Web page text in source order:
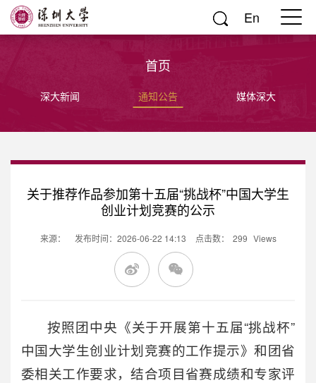
En
首页
深大新闻 通知公告 媒体深大
关于推荐作品参加第十五届“挑战杯”中国大学生
创业计划竞赛的公示
来源： 发布时间：2026-06-22 14:13 点击数： 299 Views
按照团中央《关于开展第十五届“挑战杯”
中国大学生创业计划竞赛的工作提示》和团省
委相关工作要求，结合项目省赛成绩和专家评